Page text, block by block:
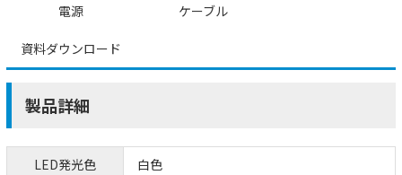
電源 ケーブル
資料ダウンロード
製品詳細
LED発光色
白色